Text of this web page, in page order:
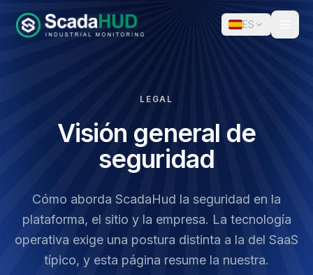
ES
LEGAL
Visión general de
seguridad
Cómo aborda ScadaHud la seguridad en la
plataforma, el sitio y la empresa. La tecnología
operativa exige una postura distinta a la del SaaS
típico, y esta página resume la nuestra.